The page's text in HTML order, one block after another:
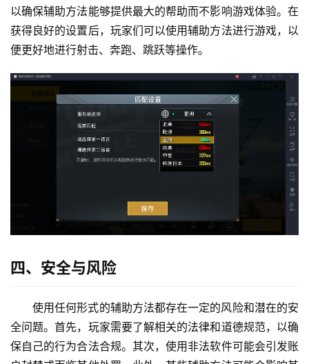
以确保辅助方法能够提供最大的帮助而不影响游戏体验。在
获得良好的设置后，玩家们可以使用辅助方法进行游戏，以
便更好地进行射击、奔跑、跳跃等操作。
四、安全与风险
使用任何形式的辅助方法都存在一定的风险和潜在的安
全问题。首先，玩家需要了解相关的法律和道德规范，以确
保自己的行为合法合规。其次，使用非法软件可能会引发账